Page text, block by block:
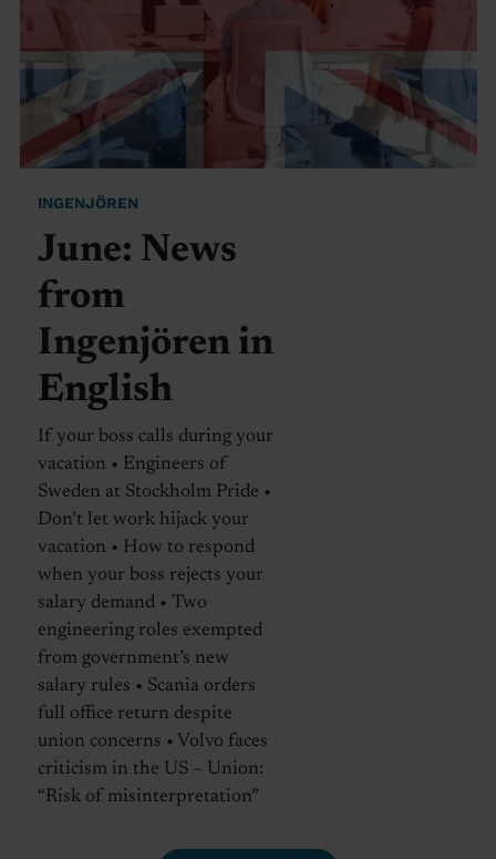
INGENJÖREN
June: News
from
Ingenjören in
English
If your boss calls during your
vacation • Engineers of
Sweden at Stockholm Pride •
Don’t let work hijack your
vacation • How to respond
when your boss rejects your
salary demand • Two
engineering roles exempted
from government’s new
salary rules • Scania orders
full office return despite
union concerns • Volvo faces
criticism in the US – Union:
“Risk of misinterpretation”